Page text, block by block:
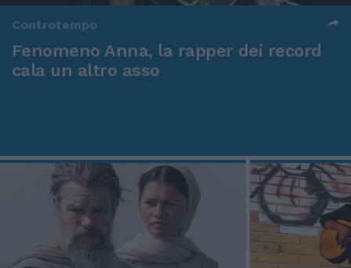
Controtempo
Fenomeno Anna, la rapper dei record
cala un altro asso